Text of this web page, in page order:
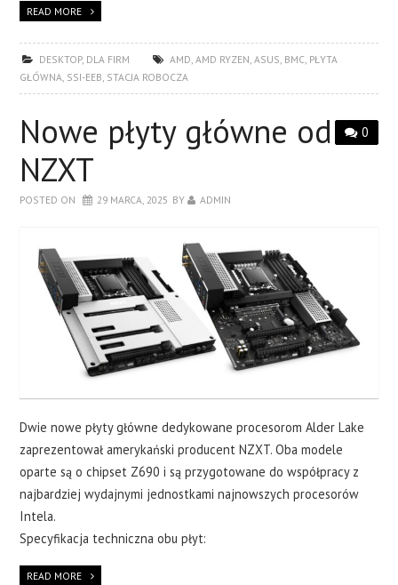
READ MORE
DESKTOP, DLA FIRM AMD,AMD RYZEN,ASUS, BMC, PŁYTA
GŁÓWNA, SSI-EEB, STACJA ROBOCZA
0
Nowe płyty główne od
NZXT
POSTED ON 29 MARCA, 2025 BY ADMIN
Dwie nowe płyty główne dedykowane procesorom Alder Lake
zaprezentował amerykański producent NZXT. Oba modele
oparte są o chipset Z690 i są przygotowane do współpracy z
najbardziej wydajnymi jednostkami najnowszych procesorów
Intela.
Specyfikacja techniczna obu płyt:
READ MORE